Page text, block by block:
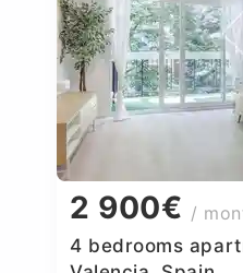
2 900€ /
4 bedrooms